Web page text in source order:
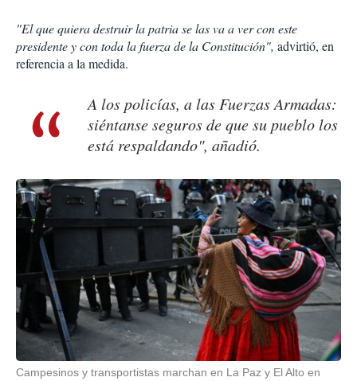
"El que quiera destruir la patria se las va a ver con este
presidente y con toda la fuerza de la Constitución", advirtió, en
referencia a la medida.
A los policías, a las Fuerzas Armadas:
siéntanse seguros de que su pueblo los
está respaldando", añadió.
Campesinos y transportistas marchan en La Paz y El Alto en